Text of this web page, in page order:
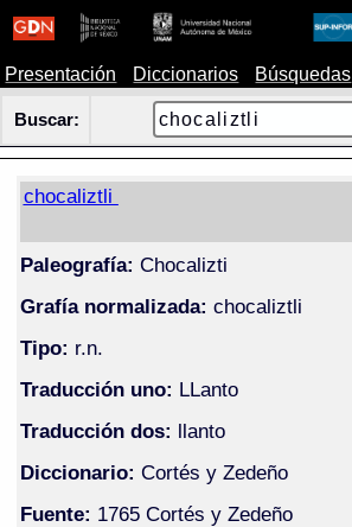
Presentación Diccionarios Búsquedas
Buscar:
chocaliztli
Paleografía: Chocalizti
Grafía normalizada: chocaliztli
Tipo: r.n.
Traducción uno: LLanto
Traducción dos: llanto
Diccionario: Cortés y Zedeño
Fuente: 1765 Cortés y Zedeño